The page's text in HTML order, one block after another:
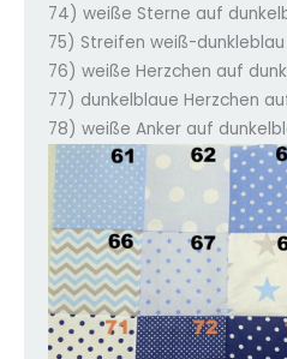
74) weiße Sterne auf
75) Streifen weiß-
76) weiße Herzchen auf
77) dunkelblaue Herzchen
78) weiße Anker auf